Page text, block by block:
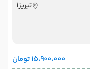
تبریز1
۱۵٬۹۰۰٬۰۰۰ تومان